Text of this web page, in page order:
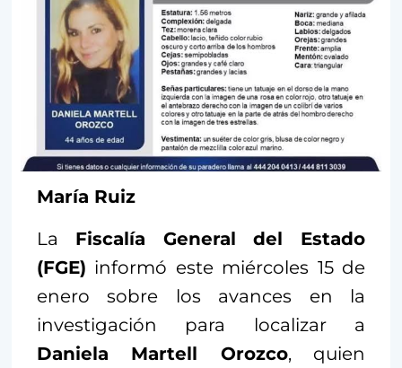
María Ruiz
La Fiscalía General del Estado
(FGE) informó este miércoles 15 de
enero sobre los avances en la
investigación para localizar a
Daniela Martell Orozco, quien